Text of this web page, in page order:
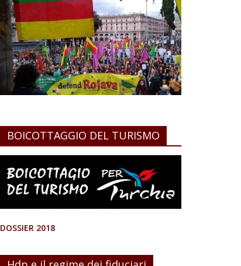
BOICOTTAGGIO DEL TURISMO
DOSSIER 2018